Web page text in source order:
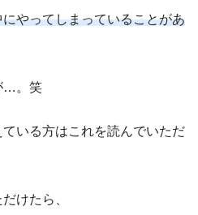
やってしまっていることがあ
…。笑
いる方はこれを読んでいただ
けたら、